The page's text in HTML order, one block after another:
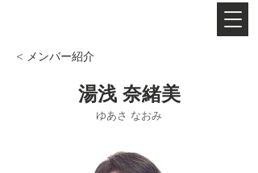
< メンバー紹介
湯浅 奈緒美
ゆあさ なおみ